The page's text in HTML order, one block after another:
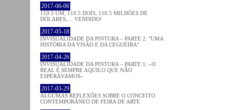
2017-06-06
110.5 UM, 110.5 DOIS, 110.5 MILHÕES DE
DÓLARES,… VENDIDO!
2017-05-18
INVISUALIDADE DA PINTURA – PARTE 2: "UMA
HISTÓRIA DA VISÃO E DA CEGUEIRA"
2017-04-26
INVISUALIDADE DA PINTURA – PARTE 1: «O
REAL É SEMPRE AQUILO QUE NÃO
ESPERÁVAMOS»
2017-03-29
ALGUMAS REFLEXÕES SOBRE O CONCEITO
CONTEMPORÂNEO DE FEIRA DE ARTE